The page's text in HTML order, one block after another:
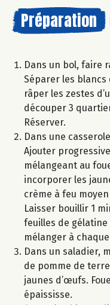
Préparation
Dans un bol, faire
Séparer les blancs
râper les zestes
découper 3
Réserver.
Dans une
Ajouter
mélangeant au
incorporer les
crème à feu
Laisser bouillir 1
feuilles de gélatine
mélanger à
Dans un saladier,
de pomme de
jaunes d’œufs.
épaississe.